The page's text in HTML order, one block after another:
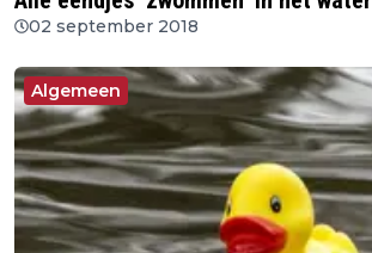
02 september 2018
Algemeen